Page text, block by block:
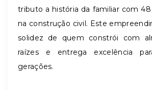
tributo a história da familiar com
na construção civil. Este
solidez de quem constrói com
raízes e entrega excelência
gerações.